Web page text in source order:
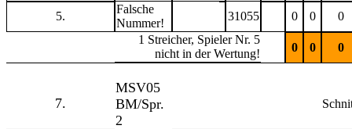
5.
Falsche
Nummer!
31055 0 0
0
1 Streicher, Spieler Nr. 5
nicht in der Wertung!
0 0 0
7.
MSV05
BM/Spr.
2